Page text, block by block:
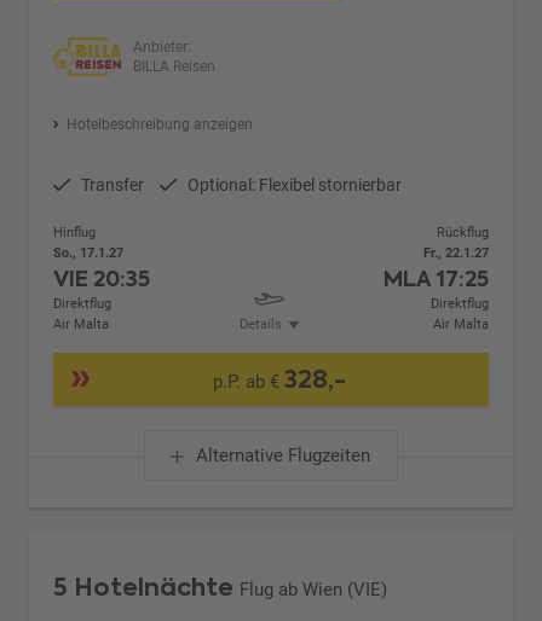
Anbieter:
BILLA Reisen
Hotelbeschreibung anzeigen
Transfer Optional: Flexibel stornierbar
Hinflug
So., 17.1.27
VIE 20:35
Direktflug
Air Malta
Details
Rückflug
Fr., 22.1.27
MLA 17:25
Direktflug
Air Malta
p.P. ab €328,-
Alternative Flugzeiten
5 Hotelnächte Flug ab Wien (VIE)